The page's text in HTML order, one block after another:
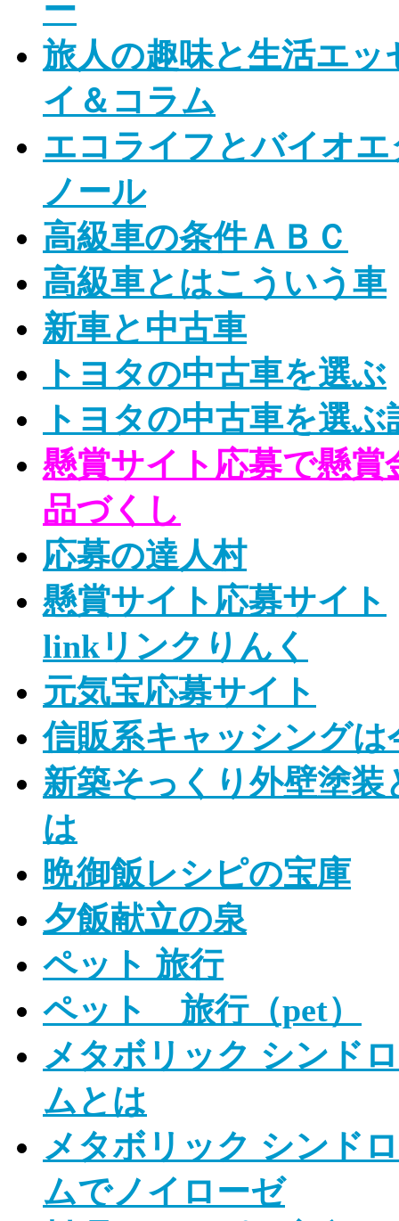
ー
旅人の趣味と生活エッ
イ＆コラム
エコライフとバイオエ
ノール
高級車の条件ＡＢＣ
高級車とはこういう車
新車と中古車
トヨタの中古車を選ぶ
トヨタの中古車を選ぶ
懸賞サイト応募で懸賞
品づくし
応募の達人村
懸賞サイト応募サイト
linkリンクりんく
元気宝応募サイト
信販系キャッシングは
新築そっくり外壁塗装
は
晩御飯レシピの宝庫
夕飯献立の泉
ペット 旅行
ペット 旅行（pet）
メタボリック シンド
ムとは
メタボリック シンド
ムでノイローゼ